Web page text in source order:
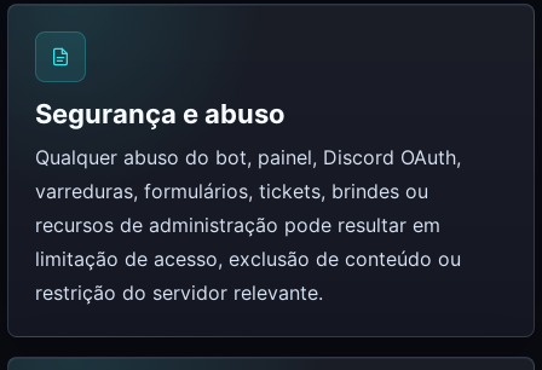
Segurança e abuso
Qualquer abuso do bot, painel, Discord OAuth,
varreduras, formulários, tickets, brindes ou
recursos de administração pode resultar em
limitação de acesso, exclusão de conteúdo ou
restrição do servidor relevante.